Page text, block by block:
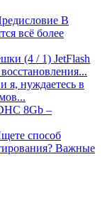
В
всё более
(4 / 1) JetFlash
я, нуждаетесь в
8Gb –
способ
Важные